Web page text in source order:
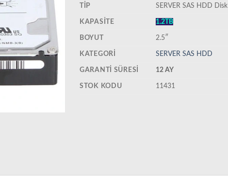
TIP SERVER SAS HDD Disk
KAPASITE 1.2TB
BOYUT 2.5″
KATEGORI SERVER SAS HDD
GARANTI SÜRESI 12 AY
STOK KODU 11431